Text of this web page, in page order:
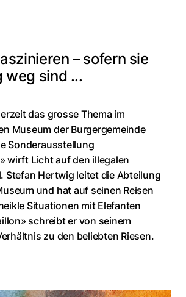
– sofern sie
weg sind ...
das grosse Thema im
Museum der Burgergemeinde
Sonderausstellung
wirft Licht auf den illegalen
Stefan Hertwig leitet die Abteilung
und hat auf seinen Reisen
Situationen mit Elefanten
schreibt er von seinem
zu den beliebten Riesen.